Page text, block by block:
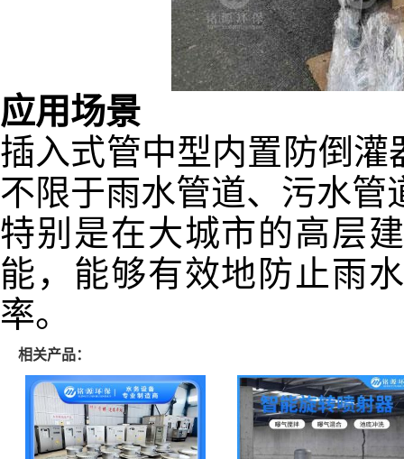
应用场景
插入式管中型内置防倒
不限于雨水管道、污水
特别是在大城市的高层
能，能够有效地防止雨
率。
相关产品：